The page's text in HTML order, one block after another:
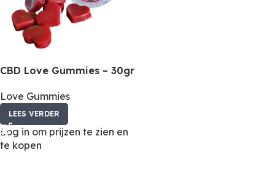
CBD Love Gummies – 30gr
Love Gummies
LEES VERDER
Log in om prijzen te zien en
te kopen